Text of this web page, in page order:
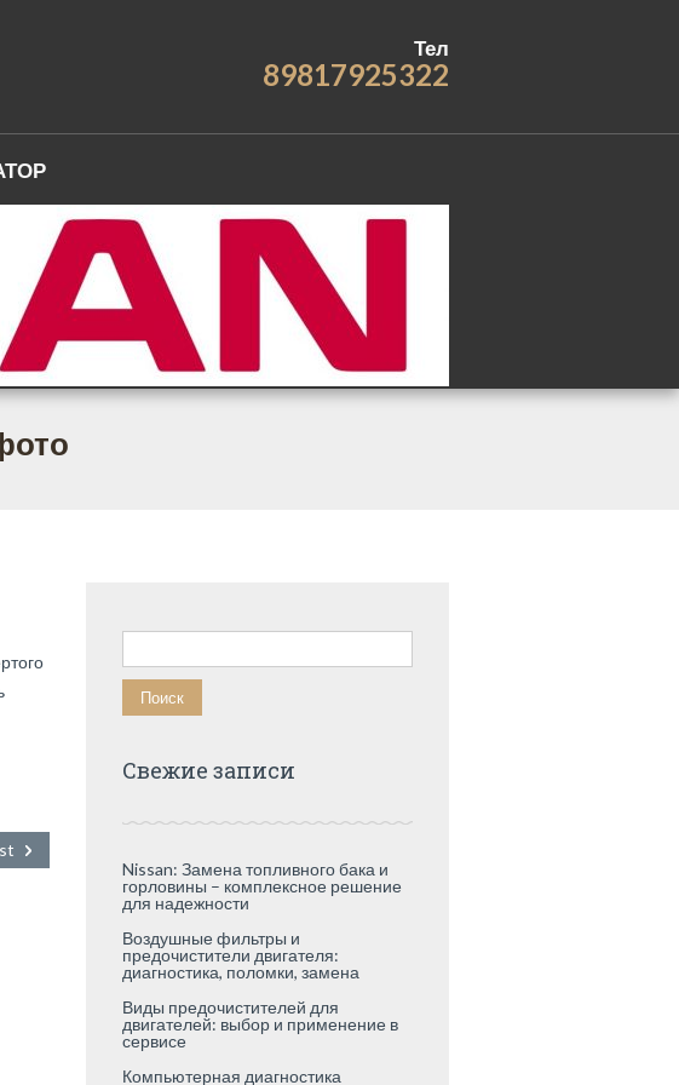
Тел
89817925322
Найти:
Свежие записи
Nissan: Замена топливного бака и
горловины – комплексное решение
для надежности
Воздушные фильтры и
предочистители двигателя:
диагностика, поломки, замена
Виды предочистителей для
двигателей: выбор и применение в
сервисе
Компьютерная диагностика